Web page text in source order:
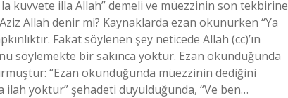
la kuvvete illa Allah” demeli ve müezzinin son tekbirine
Allah denir mi? Kaynaklarda ezan okunurken “Ya
Fakat söylenen şey neticede Allah (cc)’ın
söylemekte bir sakınca yoktur. Ezan okunduğunda
“Ezan okunduğunda müezzinin dediğini
ilah yoktur” şehadeti duyulduğunda, “Ve ben…